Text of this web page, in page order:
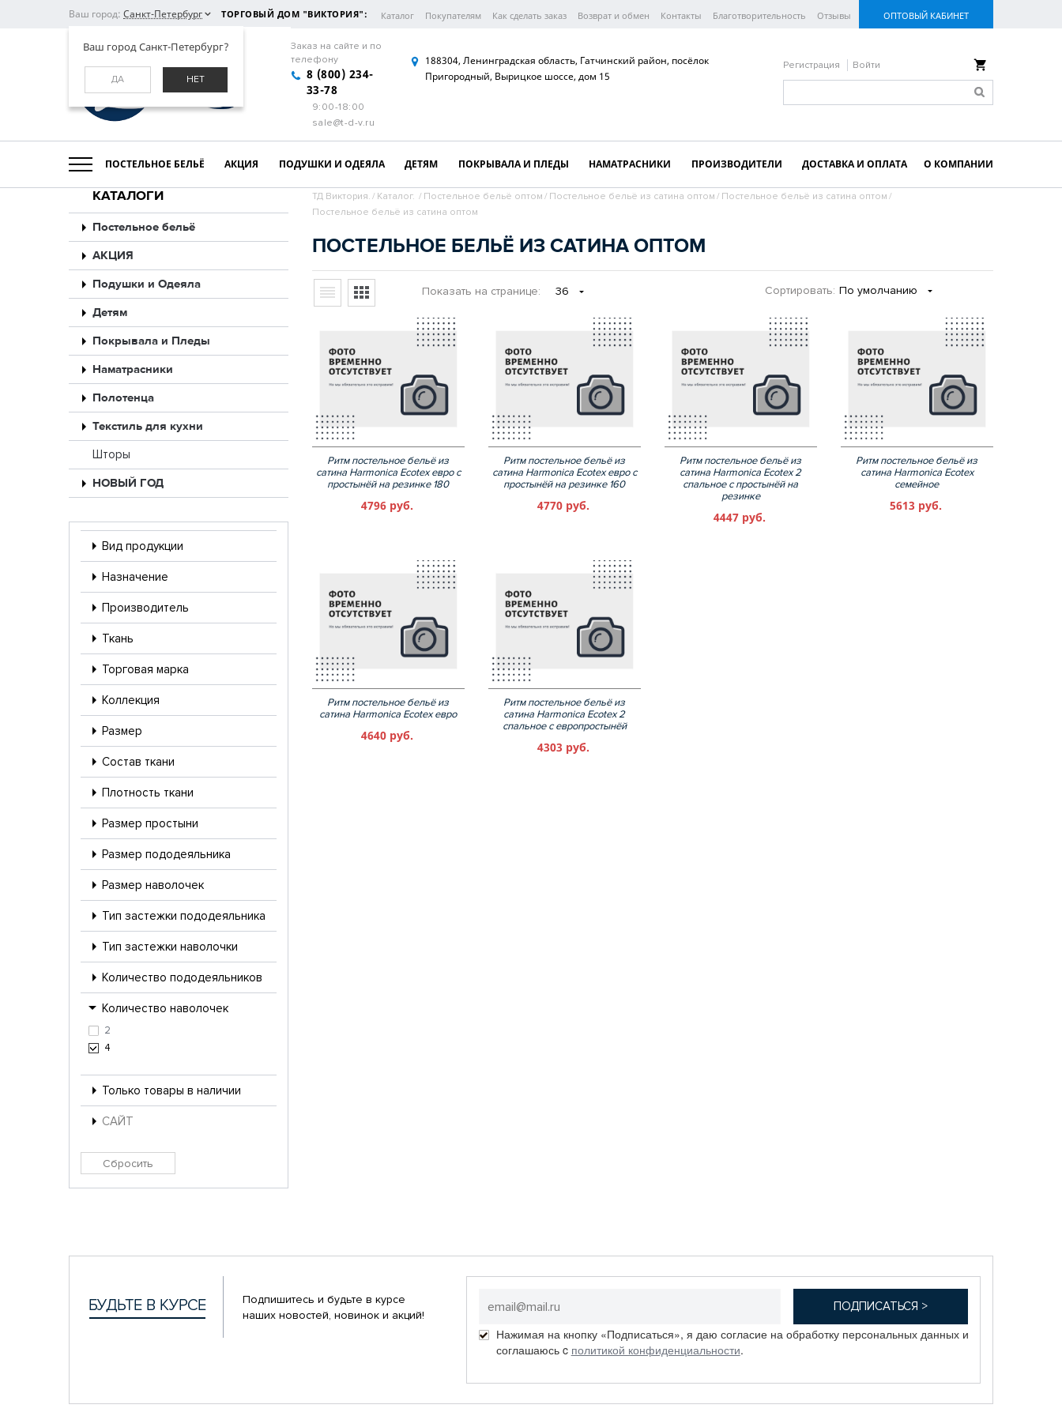
Ваш город: Санкт-Петербург
Ваш город Санкт-Петербург?
ДА НЕТ
ТОРГОВЫЙ ДОМ "ВИКТОРИЯ": Каталог Покупателям Как сделать заказ Возврат и обмен Контакты Благотворительность Отзывы ОПТОВЫЙ КАБИНЕТ
Заказ на сайте и по
телефону
8 (800) 234-
33-78
9:00-18:00
sale@t-d-v.ru
188304, Ленинградская область, Гатчинский район, посёлок
Пригородный, Вырицкое шоссе, дом 15
Регистрация Войти
ПОСТЕЛЬНОЕ БЕЛЬЁ АКЦИЯ ПОДУШКИ И ОДЕЯЛА ДЕТЯМ ПОКРЫВАЛА И ПЛЕДЫ НАМАТРАСНИКИ ПРОИЗВОДИТЕЛИ ДОСТАВКА И ОПЛАТА О КОМПАНИИ
КАТАЛОГИ
Постельное бельё
АКЦИЯ
Подушки и Одеяла
Детям
Покрывала и Пледы
Наматрасники
Полотенца
Текстиль для кухни
Шторы
НОВЫЙ ГОД
Вид продукции
Назначение
Производитель
Ткань
Торговая марка
Коллекция
Размер
Состав ткани
Плотность ткани
Размер простыни
Размер пододеяльника
Размер наволочек
Тип застежки пододеяльника
Тип застежки наволочки
Количество пододеяльников
Количество наволочек
2
4
Только товары в наличии
САЙТ
ТД Виктория. / Каталог. / Постельное бельё оптом / Постельное бельё из сатина оптом / Постельное бельё из сатина оптом /
Постельное бельё из сатина оптом
ПОСТЕЛЬНОЕ БЕЛЬЁ ИЗ САТИНА ОПТОМ
Показать на странице: 36 Сортировать: По умолчанию
Ритм постельное бельё из
сатина Harmonica Ecotex евро с
простынёй на резинке 180
4796 руб.
Ритм постельное бельё из
сатина Harmonica Ecotex евро с
простынёй на резинке 160
4770 руб.
Ритм постельное бельё из
сатина Harmonica Ecotex 2
спальное с простынёй на
резинке
4447 руб.
Ритм постельное бельё из
сатина Harmonica Ecotex
семейное
5613 руб.
Ритм постельное бельё из
сатина Harmonica Ecotex евро
4640 руб.
Ритм постельное бельё из
сатина Harmonica Ecotex 2
спальное с европростынёй
4303 руб.
Подпишитесь и будьте в курсе
наших новостей, новинок и акций!
Нажимая на кнопку «Подписаться», я даю согласие на обработку персональных данных и
соглашаюсь c политикой конфиденциальности.